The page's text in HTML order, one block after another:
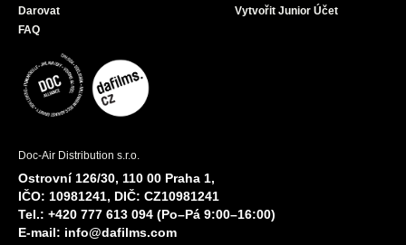
Darovat
FAQ
Vytvořit Junior Účet
Doc-Air Distribution s.r.o.
Ostrovní 126/30, 110 00 Praha 1,
IČO: 10981241, DIČ: CZ10981241
Tel.: +420 777 613 094 (Po–Pá 9:00–16:00)
E-mail: info@dafilms.com